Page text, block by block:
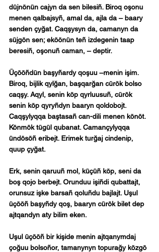
düjnönün cajyn da sen bilesiñ. Biroq oşonu
menen qalbajsyñ, amal da, ajla da – baary
senden çyğat. Caqşysyn da, camanyn da
süjgön sen; eköönün teñ izdegenin taap
beresiñ, oşonuñ caman, – deptir.
Üçööñdün başyñardy qoşuu –menin işim.
Biroq, bijlik qylğan, başqarğan cürök bolso
caqşy. Aqyl, senin köp qyrluusuñ, cürök
senin köp qyryñdyn baaryn qoldobojt.
Caqşylyqqa baştasañ can-dili menen könöt.
Könmök tügül qubanat. Camançylyqqa
ündösöñ eribejt. Erimek turğaj cindenip,
quup çyğat.
Erk, senin qaruuñ mol, küçüñ köp, seni da
boş qojo berbejt. Orunduu işiñdi qubattajt,
orunsuz işke barsañ qoluñdu bajlajt. Uşul
üçööñ başyñdy qoş, baaryn cürök bilet dep
ajtqandyn aty bilim eken.
Uşul üçööñ bir kişide menin ajtqanymdaj
çoğuu bolsoñor, tamanynyn topurağy közgö